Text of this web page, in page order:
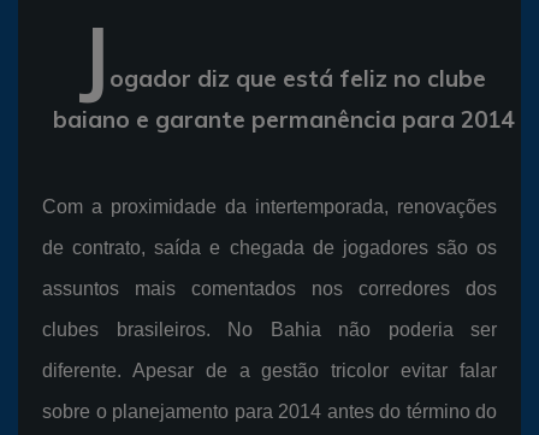
J ogador diz que está feliz no clube
baiano e garante permanência para 2014
Com a proximidade da intertemporada, renovações
de contrato, saída e chegada de jogadores são os
assuntos mais comentados nos corredores dos
clubes brasileiros. No Bahia não poderia ser
diferente. Apesar de a gestão tricolor evitar falar
sobre o planejamento para 2014 antes do término do